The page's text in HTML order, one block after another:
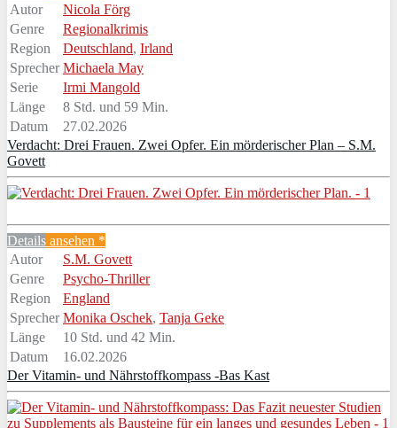
Autor
Nicola Förg
Genre
Regionalkrimis
Region
Deutschland, Irland
Sprecher Michaela May
Serie
Irmi Mangold
Länge
8 Std. und 59 Min.
Datum
27.02.2026
Verdacht: Drei Frauen. Zwei Opfer. Ein mörderischer Plan – S.M.
Govett
Details ansehen *
Autor
S.M. Govett
Genre
Psycho-Thriller
Region
England
Sprecher Monika Oschek, Tanja Geke
Länge
10 Std. und 42 Min.
Datum
16.02.2026
Der Vitamin- und Nährstoffkompass -Bas Kast